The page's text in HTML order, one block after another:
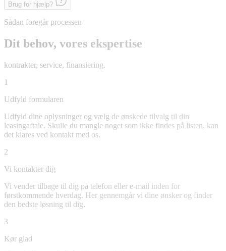
Brug for hjælp?
Sådan foregår processen
Dit behov, vores ekspertise
kontrakter, service, finansiering.
1
Udfyld formularen
Udfyld dine oplysninger og vælg de ønskede tilvalg til din
leasingaftale. Skulle du mangle noget som ikke findes på listen, kan
det klares ved kontakt med os.
2
Vi kontakter dig
Vi vender tilbage til dig på telefon eller e-mail inden for
førstkommende hverdag. Her gennemgår vi dine ønsker og finder
den bedste løsning til dig.
3
Kør glad